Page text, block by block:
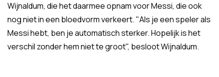
Wijnaldum, die het daarmee opnam voor Messi, die ook
nog niet in een bloedvorm verkeert. "Als je een speler als
Messi hebt, ben je automatisch sterker. Hopelijk is het
verschil zonder hem niet te groot", besloot Wijnaldum.